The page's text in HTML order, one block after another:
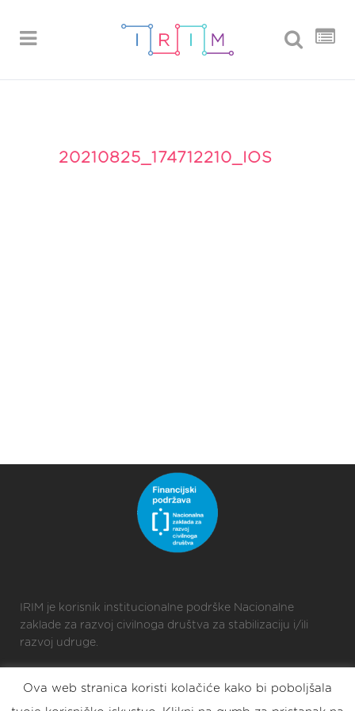
20210825_174712210_IOS
IRIM je korisnik institucionalne podrške Nacionalne
zaklade za razvoj civilnoga društva za stabilizaciju i/ili
razvoj udruge.
Ova web stranica koristi kolačiće kako bi poboljšala